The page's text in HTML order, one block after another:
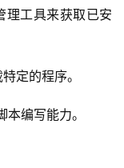
理工具来获取已安
定的程序。
编写能力。